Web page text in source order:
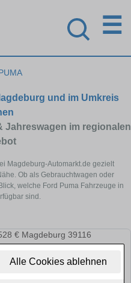
Alle Cookies ablehnen
☰
und im Umkreis
Jahreswagen im regionalen
Magdeburg-Automarkt.de gezielt
Ob als Gebrauchtwagen oder
welche Ford Puma Fahrzeuge in
sind.